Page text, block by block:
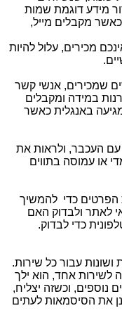
מידע דוגמת שמות
מקבלים מייל,
מכירים, עלול להיות
שמכירים, אנשי קשר
במידה ומקבלים
באנגלית כאשר
עם העכבר, ולראות את
או עמוסה בתווים
הפרטים כדי להמשיך
לאתר ולבדוק האם
כדי לבדוק.
עבור כל שירות.
אחד, הוא ילך
נוספים, וכשזה יצליח,
את הסיסמאות לעתים